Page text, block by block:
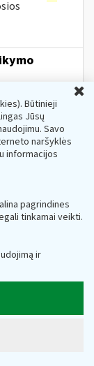
Prekių
gyventojų...
Būtinieji
Jūsų
Savo
naršyklės
informacijos
pagrindines
tinkamai veikti.
ir